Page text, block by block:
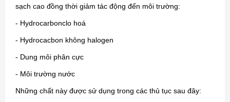
sạch cao đồng thời giảm tác động đến môi trường:
- Hydrocarbonclo hoá
- Hydrocacbon không halogen
- Dung môi phân cực
- Môi trường nước
Những chất này được sử dụng trong các thủ tục sau đây: